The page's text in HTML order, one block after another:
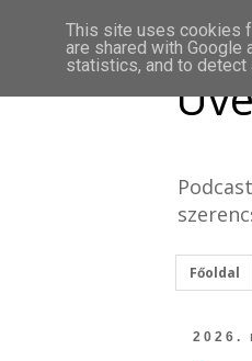
Főoldal
2026.
This site uses cookies
are shared with
statistics, and to detect